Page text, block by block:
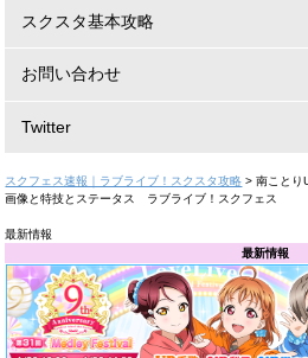
スクスタ基本攻略
お問い合わせ
Twitter
スクフェス速報｜ラブライブ！スクスタ攻略 >南ことり
画像と特技とステータス ラブライブ！スクフェス
最新情報
最新情報